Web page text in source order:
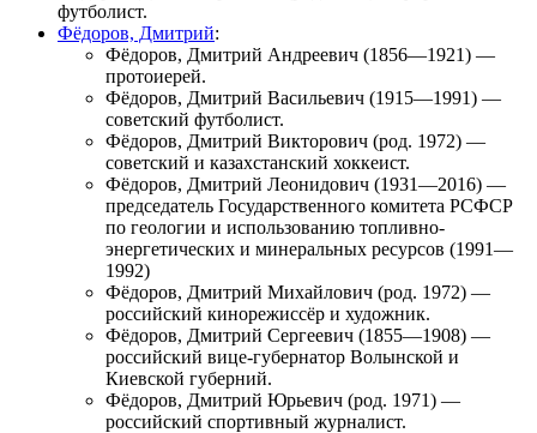
футболист.
Фёдоров, Дмитрий:
Фёдоров, Дмитрий Андреевич (1856—1921) —
протоиерей.
Фёдоров, Дмитрий Васильевич (1915—1991) —
советский футболист.
Фёдоров, Дмитрий Викторович (род. 1972) —
советский и казахстанский хоккеист.
Фёдоров, Дмитрий Леонидович (1931—2016) —
председатель Государственного комитета РСФСР
по геологии и использованию топливно-
энергетических и минеральных ресурсов (1991—
1992)
Фёдоров, Дмитрий Михайлович (род. 1972) —
российский кинорежиссёр и художник.
Фёдоров, Дмитрий Сергеевич (1855—1908) —
российский вице-губернатор Волынской и
Киевской губерний.
Фёдоров, Дмитрий Юрьевич (род. 1971) —
российский спортивный журналист.